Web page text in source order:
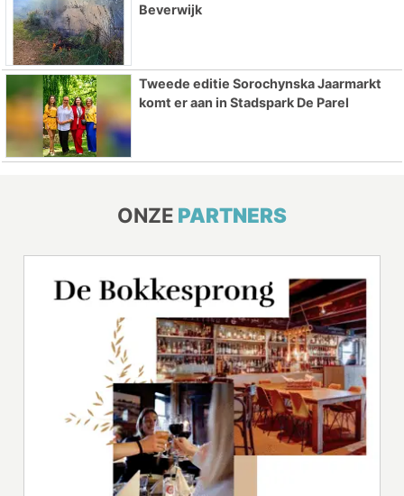
Beverwijk
Tweede editie Sorochynska Jaarmarkt
komt er aan in Stadspark De Parel
ONZE PARTNERS